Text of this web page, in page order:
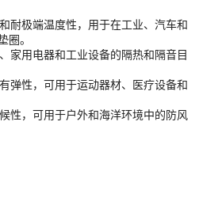
耐极端温度性，用于在工业、汽车和
。
家用电器和工业设备的隔热和隔音目
弹性，可用于运动器材、医疗设备和
性，可用于户外和海洋环境中的防风